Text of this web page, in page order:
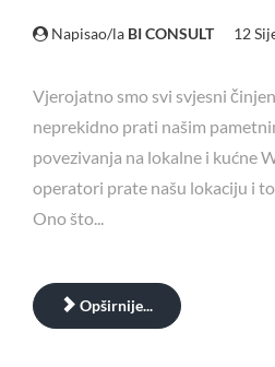
Napisao/la BI CONSULT 12
Vjerojatno smo svi svjesni
neprekidno prati našim
povezivanja na lokalne i kućne
operatori prate našu lokaciju i
Ono što...
Opširnije...